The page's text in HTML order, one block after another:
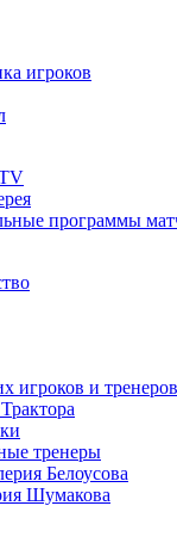
игроков
программы
игроков и
тренеры
Белоусова
Шумакова